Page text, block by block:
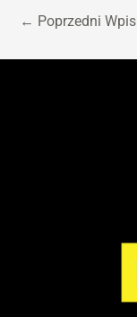
← Poprzedni Wpis